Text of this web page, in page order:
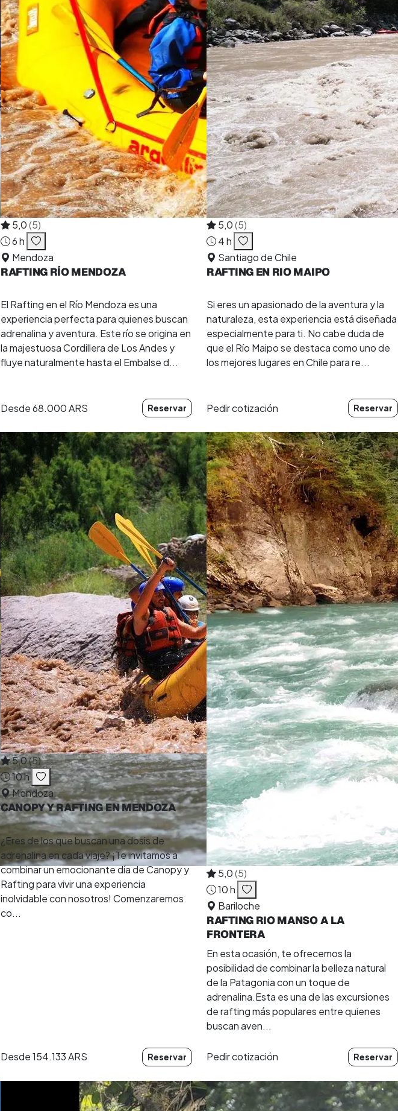
5,0(5)
6 h
Mendoza
RAFTING RÍO MENDOZA
El Rafting en el Río Mendoza es una
experiencia perfecta para quienes buscan
adrenalina y aventura. Este río se origina en
la majestuosa Cordillera de Los Andes y
fluye naturalmente hasta el Embalse d...
Desde68.000 ARS Reservar
5,0(5)
4 h
Santiago de Chile
RAFTING EN RIO MAIPO
Si eres un apasionado de la aventura y la
naturaleza, esta experiencia está diseñada
especialmente para ti. No cabe duda de
que el Río Maipo se destaca como uno de
los mejores lugares en Chile para re...
Pedir cotización Reservar
5,0(5)
10 h
Mendoza
CANOPY Y RAFTING EN MENDOZA
¿Eres de los que buscan una dosis de
adrenalina en cada viaje? ¡Te invitamos a
combinar un emocionante día de Canopy y
Rafting para vivir una experiencia
inolvidable con nosotros! Comenzaremos
co...
Desde154.133 ARS Reservar
5,0(5)
10 h
Bariloche
RAFTING RIO MANSO A LA
FRONTERA
En esta ocasión, te ofrecemos la
posibilidad de combinar la belleza natural
de la Patagonia con un toque de
adrenalina.Esta es una de las excursiones
de rafting más populares entre quienes
buscan aven...
Pedir cotización Reservar